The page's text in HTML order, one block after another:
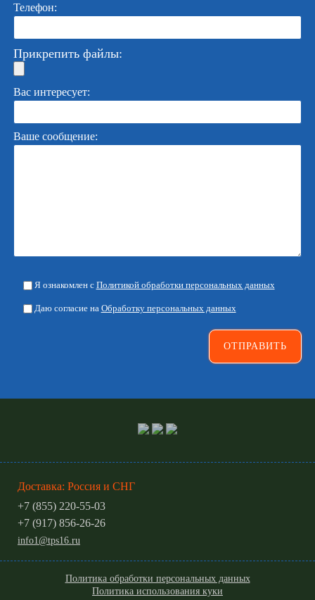
Телефон:
Прикрепить файлы:
Вас интересует:
Ваше сообщение:
Я ознакомлен с Политикой обработки персональных данных
Даю согласие на Обработку персональных данных
Доставка: Россия и СНГ
+7 (855) 220-55-03
+7 (917) 856-26-26
info1@tps16.ru
Политика обработки персональных данных
Политика использования куки